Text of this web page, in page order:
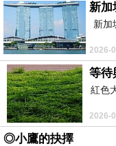
新加
新
2026-
等待
紅色
2026-
◎小鷹的抉擇